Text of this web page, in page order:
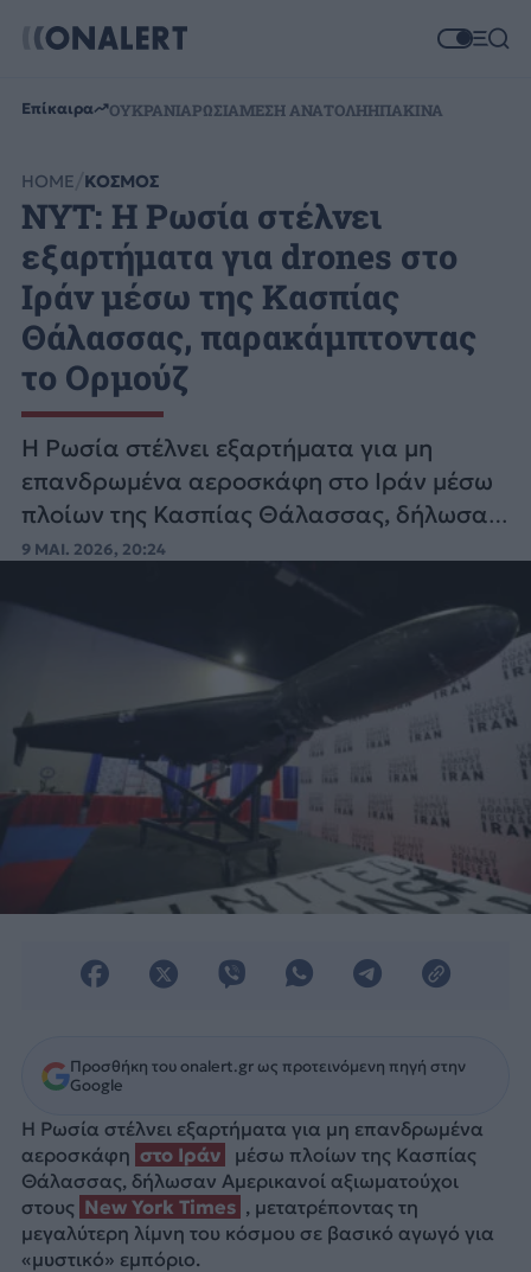
Επίκαιρα ΟΥΚΡΑΝΙΑΡΩΣΙΑΜΕΣΗ ΑΝΑΤΟΛΗΗΠΑΚΙΝΑ
HOME ΚΟΣΜΟΣ
NYT: Η Ρωσία στέλνει
εξαρτήματα για drones στο
Ιράν μέσω της Κασπίας
Θάλασσας, παρακάμπτοντας
το Ορμούζ
Η Ρωσία στέλνει εξαρτήματα για μη
επανδρωμένα αεροσκάφη στο Ιράν μέσω
πλοίων της Κασπίας Θάλασσας, δήλωσαν
Αμερικανοί αξιωματούχοι στους New York
9 ΜΑΙ. 2026, 20:24
Προσθήκη του onalert.gr ως προτεινόμενη πηγή στην
Google
Η Ρωσία στέλνει εξαρτήματα για μη επανδρωμένα
αεροσκάφη στο Ιράν
μέσω πλοίων της Κασπίας
Θάλασσας, δήλωσαν Αμερικανοί αξιωματούχοι
στους New York Times , μετατρέποντας τη
μεγαλύτερη λίμνη του κόσμου σε βασικό αγωγό για
«μυστικό» εμπόριο.